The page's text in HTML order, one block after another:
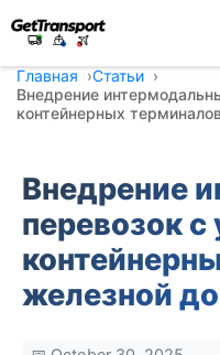
Главная
Статьи
Внедрение
контейнерных
Внедрение
перевозок с
железной